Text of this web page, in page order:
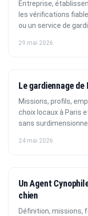
Entreprise,
les vérifications
ou un service de
29 mai 2026
Le gardiennage
Missions, profils,
choix locaux à Paris
sans
24 mai 2026
Un Agent
chien
Définition, missions,